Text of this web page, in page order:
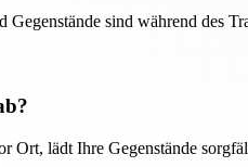
sind während des
Ort, lädt Ihre Gegenstände